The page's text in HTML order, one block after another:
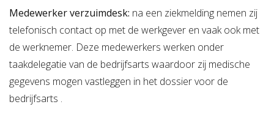
Medewerker verzuimdesk: na een ziekmelding nemen zij
telefonisch contact op met de werkgever en vaak ook met
de werknemer. Deze medewerkers werken onder
taakdelegatie van de bedrijfsarts waardoor zij medische
gegevens mogen vastleggen in het dossier voor de
bedrijfsarts .